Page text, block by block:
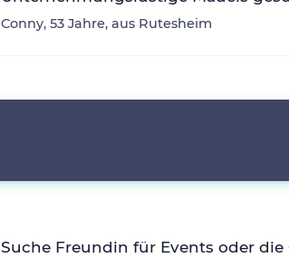
Conny, 53 Jahre, aus Rutesheim
Suche Freundin für Events oder die